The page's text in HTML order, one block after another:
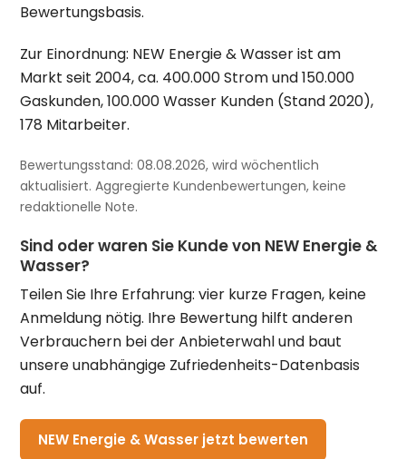
Bewertungsbasis.
Zur Einordnung: NEW Energie & Wasser ist am
Markt seit 2004, ca. 400.000 Strom und 150.000
Gaskunden, 100.000 Wasser Kunden (Stand 2020),
178 Mitarbeiter.
Bewertungsstand: 08.08.2026, wird wöchentlich
aktualisiert. Aggregierte Kundenbewertungen, keine
redaktionelle Note.
Sind oder waren Sie Kunde von NEW Energie &
Wasser?
Teilen Sie Ihre Erfahrung: vier kurze Fragen, keine
Anmeldung nötig. Ihre Bewertung hilft anderen
Verbrauchern bei der Anbieterwahl und baut
unsere unabhängige Zufriedenheits-Datenbasis
auf.
NEW Energie & Wasser jetzt bewerten